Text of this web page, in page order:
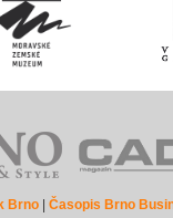
Brno| Časopis Brno